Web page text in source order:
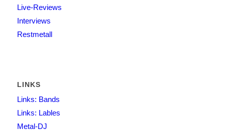
Live-Reviews
Interviews
Restmetall
LINKS
Links: Bands
Links: Lables
Metal-DJ